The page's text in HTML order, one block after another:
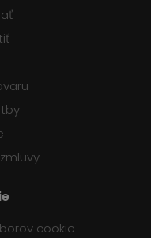
cookie